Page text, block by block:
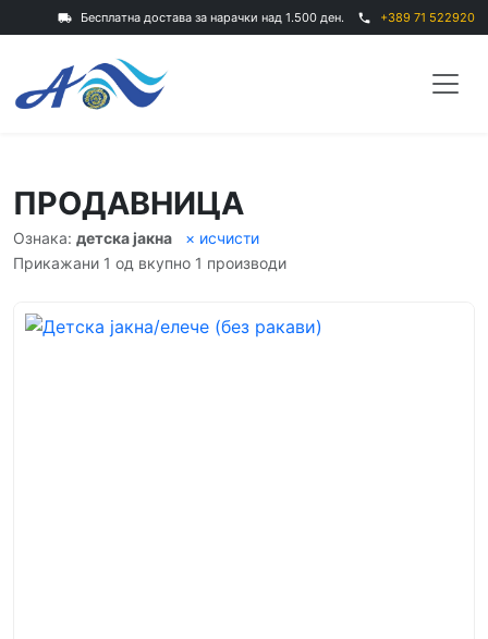
local_shipping Бесплатна достава за нарачки над 1.500 ден. phone +389 71 522920
ПРОДАВНИЦА
Ознака: детска јакна
× исчисти
Прикажани 1 од вкупно 1 производи